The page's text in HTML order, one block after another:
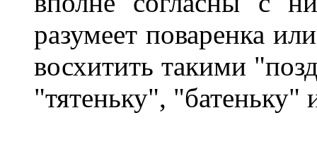
разумеет поваренка
восхитить такими
"тятеньку",